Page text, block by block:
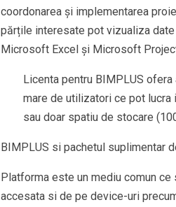
coordonarea și implementarea
părțile interesate pot vizualiza
Microsoft Excel și Microsoft
Licenta pentru BIMPLUS
mare de utilizatori ce pot lucra
sau doar spatiu de stocare
BIMPLUS si pachetul suplimentar
Platforma este un mediu comun
accesata si de pe device-uri